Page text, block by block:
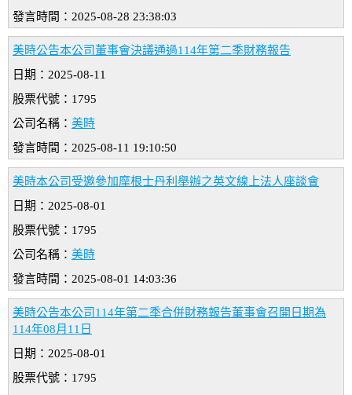
發言時間：2025-08-28 23:38:03
美時公告本公司董事會決議通過114年第二季財務報告
日期：2025-08-11
股票代號：1795
公司名稱： 美時
發言時間：2025-08-11 19:10:50
美時本公司受邀參加摩根士丹利舉辦之英文線上法人座談會
日期：2025-08-01
股票代號：1795
公司名稱： 美時
發言時間：2025-08-01 14:03:36
美時公告本公司114年第二季合併財務報告董事會召開日期為
114年08月11日
日期：2025-08-01
股票代號：1795